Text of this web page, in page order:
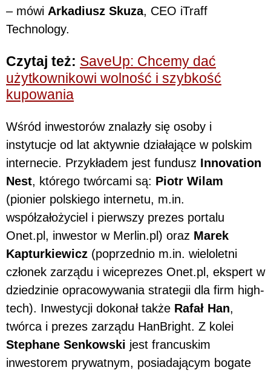
– mówi Arkadiusz Skuza, CEO iTraff
Technology.
Czytaj też: SaveUp: Chcemy dać
użytkownikowi wolność i szybkość
kupowania
Wśród inwestorów znalazły się osoby i
instytucje od lat aktywnie działające w polskim
internecie. Przykładem jest fundusz Innovation
Nest, którego twórcami są: Piotr Wilam
(pionier polskiego internetu, m.in.
współzałożyciel i pierwszy prezes portalu
Onet.pl, inwestor w Merlin.pl) oraz Marek
Kapturkiewicz (poprzednio m.in. wieloletni
członek zarządu i wiceprezes Onet.pl, ekspert w
dziedzinie opracowywania strategii dla firm high-
tech). Inwestycji dokonał także Rafał Han,
twórca i prezes zarządu HanBright. Z kolei
Stephane Senkowski jest francuskim
inwestorem prywatnym, posiadającym bogate